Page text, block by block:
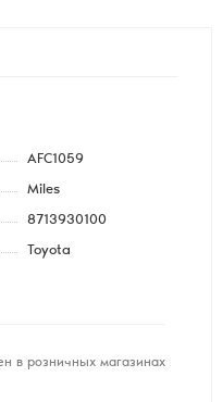
AFC1059
Miles
8713930100
Toyota
в розничных магазинах